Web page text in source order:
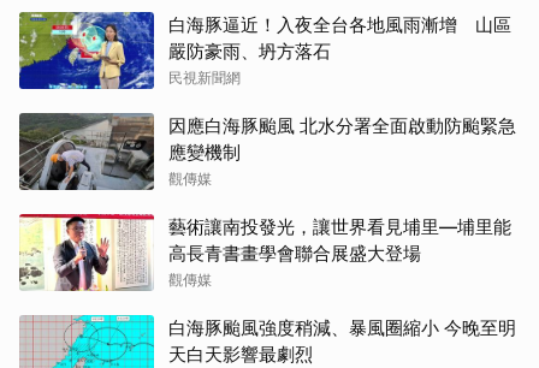
白海豚逼近！入夜全台各地風雨漸增 山區
嚴防豪雨、坍方落石
民視新聞網
因應白海豚颱風 北水分署全面啟動防颱緊急
應變機制
觀傳媒
藝術讓南投發光，讓世界看見埔里—埔里能
高長青書畫學會聯合展盛大登場
觀傳媒
白海豚颱風強度稍減、暴風圈縮小 今晚至明
天白天影響最劇烈